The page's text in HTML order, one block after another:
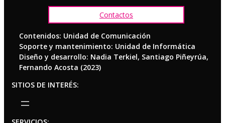
Contactos
Contenidos: Unidad de Comunicación
Soporte y mantenimiento: Unidad de Informática
Diseño y desarrollo: Nadia Terkiel, Santiago Piñeyrúa,
Fernando Acosta (2023)
SITIOS DE INTERÉS: